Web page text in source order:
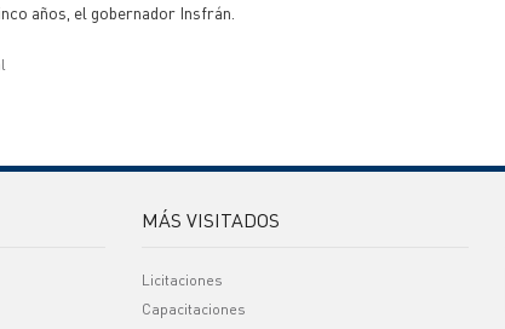
años, el gobernador Insfrán.
MÁS VISITADOS
Licitaciones
Capacitaciones